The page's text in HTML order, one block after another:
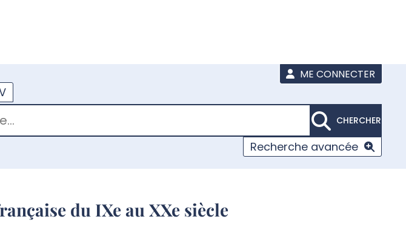
ME CONNECTER
CHERCHER
Recherche avancée
du IXe au XXe siècle